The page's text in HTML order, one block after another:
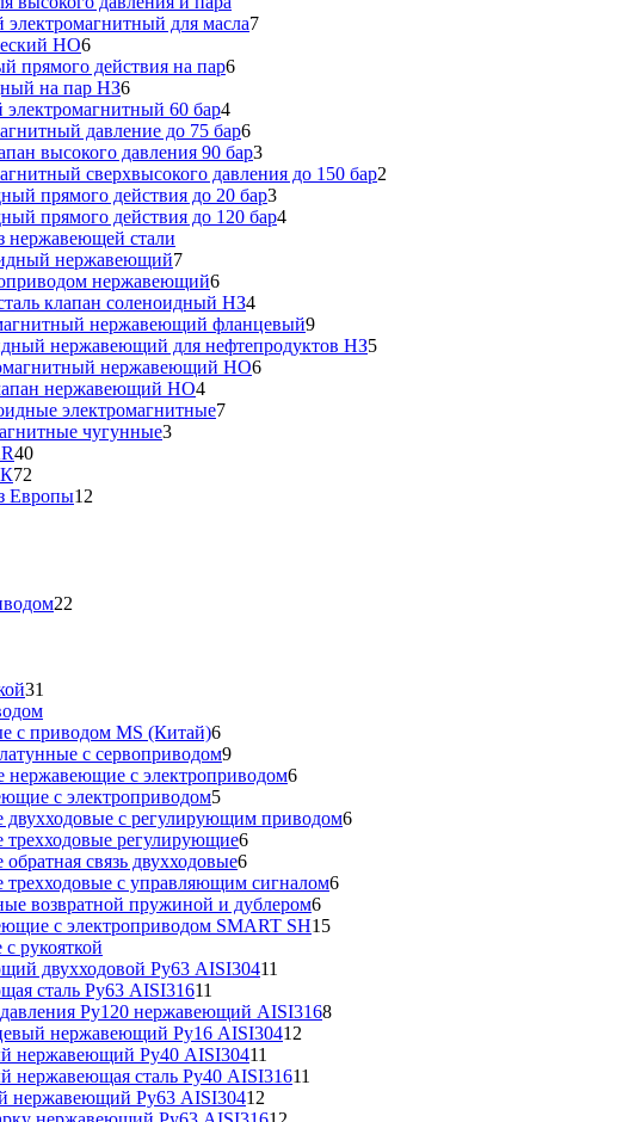
для масла7
НО6
прямого действия на пар6
на пар НЗ6
электромагнитный 60 бар4
давление до 75 бар6
высокого давления 90 бар3
сверхвысокого давления до 150 бар2
прямого действия до 20 бар3
прямого действия до 120 бар4
нержавеющей стали
нержавеющий7
нержавеющий6
клапан соленоидный НЗ4
нержавеющий фланцевый9
нержавеющий для нефтепродуктов НЗ5
нержавеющий НО6
нержавеющий НО4
электромагнитные7
чугунные3
40
72
Европы12
22
31
с приводом MS (Китай)6
с сервоприводом9
с электроприводом6
с электроприводом5
с регулирующим приводом6
регулирующие6
связь двухходовые6
с управляющим сигналом6
возвратной пружиной и дублером6
с электроприводом SMART SH15
рукояткой
двухходовой Ру63 AISI30411
сталь Ру63 AISI31611
Ру120 нержавеющий AISI3168
нержавеющий Ру16 AISI30412
нержавеющий Ру40 AISI30411
нержавеющая сталь Ру40 AISI31611
нержавеющий Ру63 AISI30412